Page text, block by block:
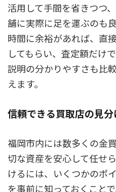
活用して手間を省きつつ
舗に実際に足を運ぶのも
時間に余裕があれば、直
してもらい、査定額だけ
説明の分かりやすさも比
えます。
信頼できる買取店の見
福岡市内には数多くの金
切な資産を安心して任せ
けるには、いくつかのポ
を事前に知っておくこと